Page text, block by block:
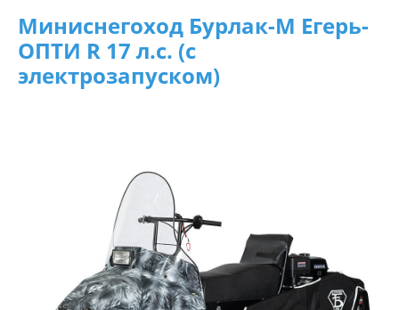
Миниснегоход Бурлак-М Егерь-
ОПТИ R 17 л.с. (с
электрозапуском)